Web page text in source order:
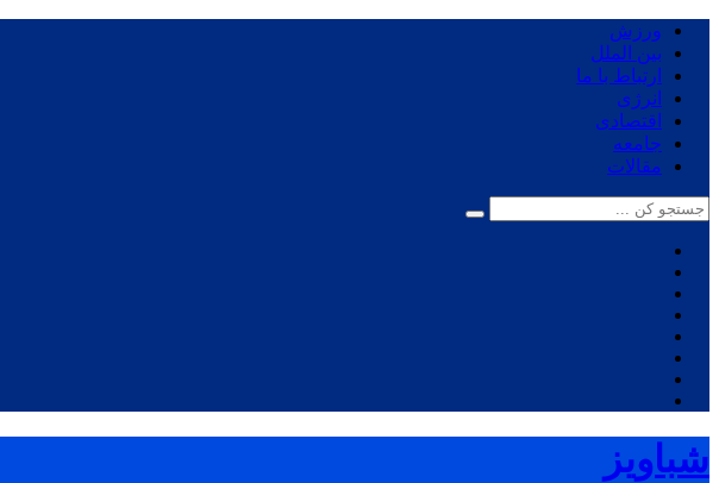
ورزش
بین الملل
ارتباط با ما
انرژی
اقتصادی
جامعه
مقالات
شباویز